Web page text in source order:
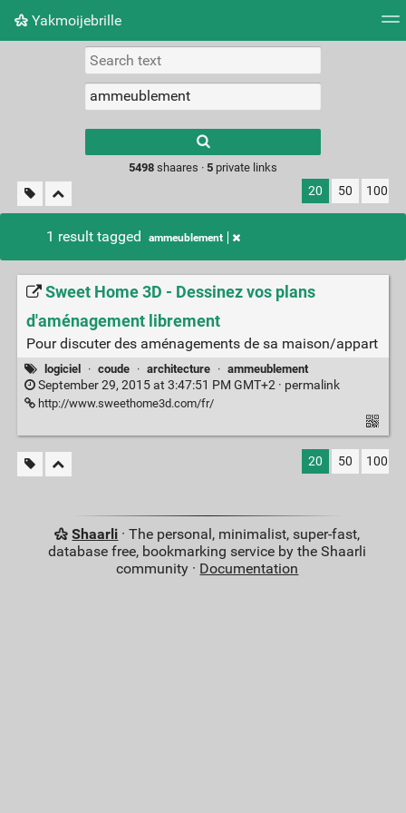
Yakmoijebrille
Picture wall
results.
5498shaares · 5private links
20 50 100
1 result tagged ammeublement
Sweet Home 3D - Dessinez vos plans
d'aménagement librement
Pour discuter des aménagements de sa maison/appart
logiciel · coude · architecture · ammeublement
September 29, 2015 at 3:47:51 PM GMT+2 · permalink
http://www.sweethome3d.com/fr/
20 50 100
Shaarli · The personal, minimalist, super-fast,
database free, bookmarking service by the Shaarli
community · Documentation